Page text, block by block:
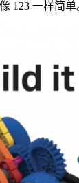
123 一样简单